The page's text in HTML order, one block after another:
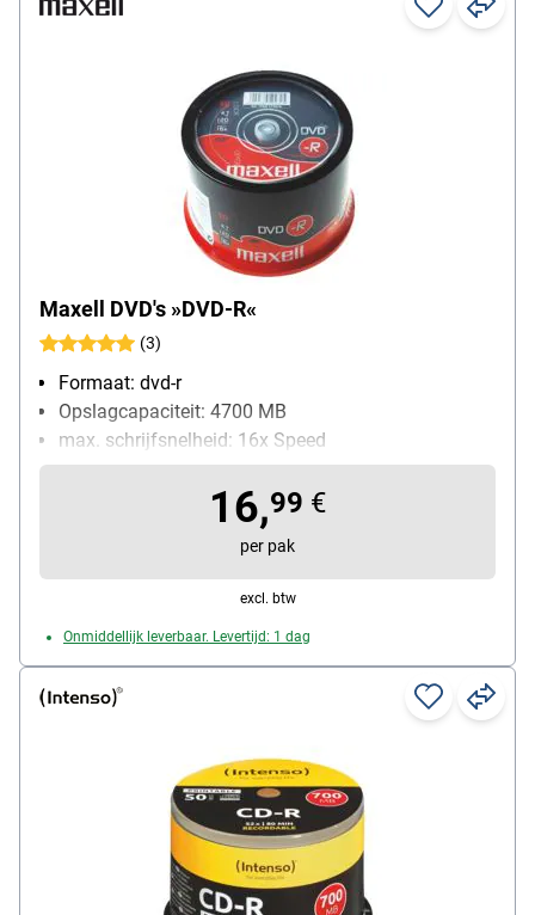
Maxell DVD's »DVD-R«
(3)
Formaat: dvd-r
Opslagcapaciteit: 4700 MB
max. schrijfsnelheid: 16x Speed
Inhoud per pak: 50 stuk(s)
16,99 €
per pak
excl. btw
Onmiddellijk leverbaar. Levertijd: 1 dag